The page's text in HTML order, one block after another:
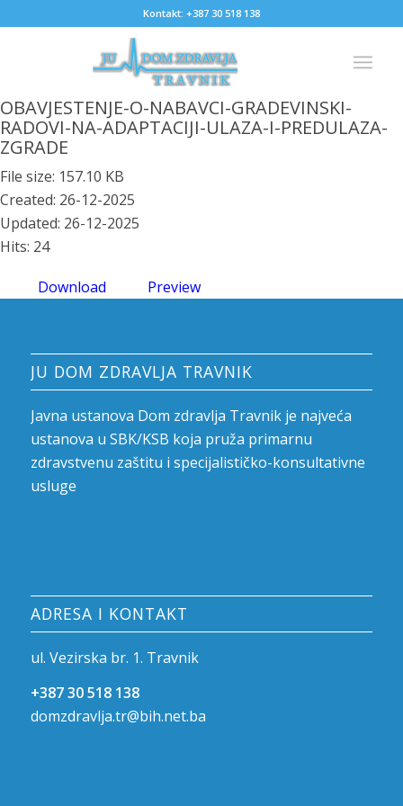
Kontakt: +387 30 518 138
OBAVJESTENJE-O-NABAVCI-GRADEVINSKI-
RADOVI-NA-ADAPTACIJI-ULAZA-I-PREDULAZA-
ZGRADE
File size: 157.10 KB
Created: 26-12-2025
Updated: 26-12-2025
Hits: 24
Download Preview
JU DOM ZDRAVLJA TRAVNIK
Javna ustanova Dom zdravlja Travnik je najveća
ustanova u SBK/KSB koja pruža primarnu
zdravstvenu zaštitu i specijalističko-konsultativne
usluge
ADRESA I KONTAKT
ul. Vezirska br. 1. Travnik
+387 30 518 138
domzdravlja.tr@bih.net.ba